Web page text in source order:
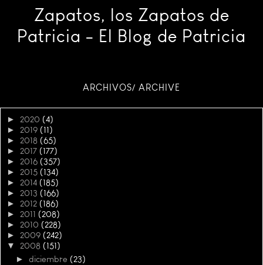
Zapatos, los Zapatos de
Patricia - El Blog de Patricia
ARCHIVOS/ ARCHIVE
► 2020 (4)
► 2019 (11)
► 2018 (65)
► 2017 (177)
► 2016 (357)
► 2015 (134)
► 2014 (185)
► 2013 (166)
► 2012 (186)
► 2011 (208)
► 2010 (228)
► 2009 (242)
▼ 2008 (151)
► diciembre (23)